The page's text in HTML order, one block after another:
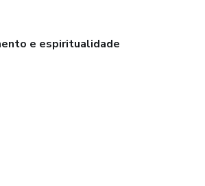
e espiritualidade